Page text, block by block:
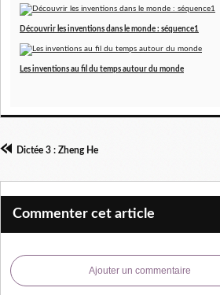
Découvrir les inventions dans le monde : séquence1
Les inventions au fil du temps autour du monde
Dictée 3 : Zheng He
Commenter cet article
Ajouter un commentaire